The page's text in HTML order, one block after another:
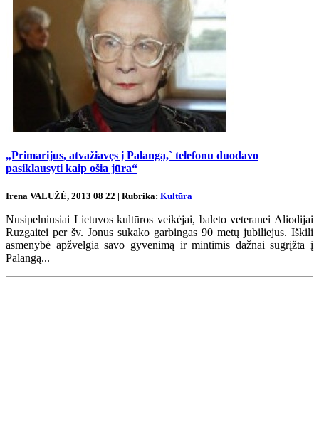
„Primarijus, atvažiavęs į Palangą,` telefonu duodavo
pasiklausyti kaip ošia jūra“
Irena VALUŽĖ, 2013 08 22 | Rubrika: Kultūra
Nusipelniusiai Lietuvos kultūros veikėjai, baleto veteranei Aliodijai
Ruzgaitei per šv. Jonus sukako garbingas 90 metų jubiliejus. Iškili
asmenybė apžvelgia savo gyvenimą ir mintimis dažnai sugrįžta į
Palangą...